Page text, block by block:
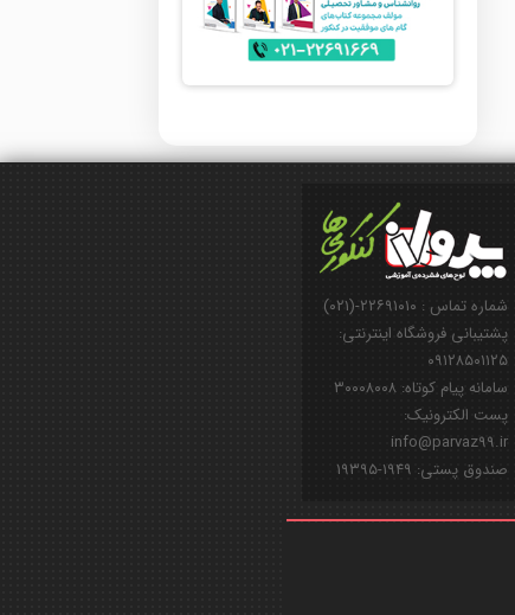
شماره تماس : ۲۲۶۹۱۰۱۰-(۰۲۱)
پشتیبانی فروشگاه اینترنتی:
۰۹۱۲۸۵۰۱۱۲۵
سامانه پیام کوتاه: ۳۰۰۰۸۰۰۸
پست الکترونیک:
info@parvaz99.ir
صندوق پستی: ۱۹۴۹-۱۹۳۹۵